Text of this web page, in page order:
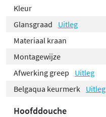
Kleur
Glansgraad
Uitleg
Materiaal kraan
Montagewijze
Afwerking greep
Uitleg
Belgaqua keurmerk
Uitleg
Hoofddouche